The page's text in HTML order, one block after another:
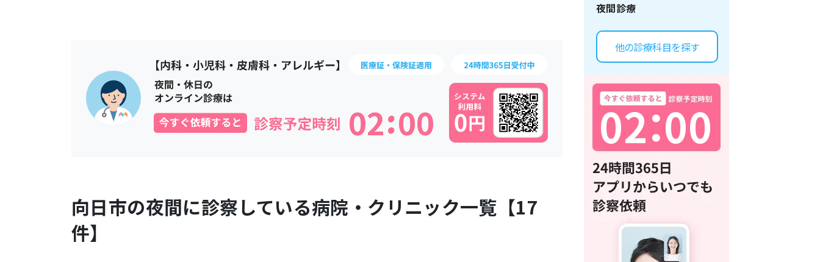
02 00
:
向日市の夜間に診察している病院・クリニック一覧【17
件】
夜間診療
他の診療科目を探す
02：
00